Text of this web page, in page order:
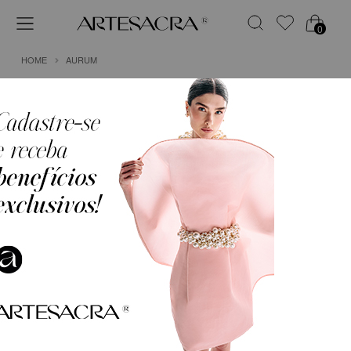
0
HOME AURUM